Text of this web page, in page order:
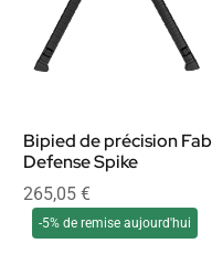
Bipied de précision Fab
Defense Spike
265,05 €
-5% de remise aujourd'hui